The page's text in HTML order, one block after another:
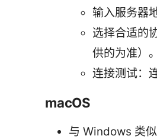
输入服务器
选择合适的
供的为准）。
连接测试：
macOS
与 Windows 类